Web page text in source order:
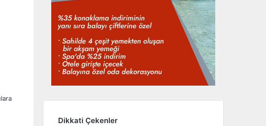
Dikkati Çekenler